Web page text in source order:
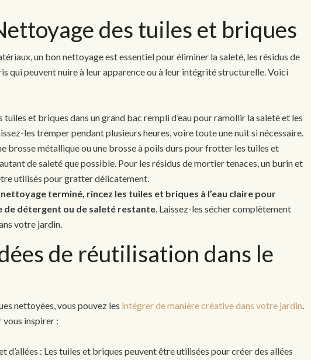
des tuiles et briques
un bon nettoyage est essentiel pour éliminer la saleté, les résidus de
qui peuvent nuire à leur apparence ou à leur intégrité structurelle. Voici
tuiles et briques dans un grand bac rempli d’eau pour ramollir la saleté et les
les tremper pendant plusieurs heures, voire toute une nuit si nécessaire.
brosse métallique ou une brosse à poils durs pour frotter les tuiles et
de saleté que possible. Pour les résidus de mortier tenaces, un burin et
utilisés pour gratter délicatement.
terminé, rincez les tuiles et briques à l’eau claire pour
de détergent ou de saleté restante. Laissez-les sécher complètement
votre jardin.
de réutilisation dans le
nettoyées, vous pouvez les intégrer de manière créative dans votre jardin.
vous inspirer :
d’allées : Les tuiles et briques peuvent être utilisées pour créer des allées